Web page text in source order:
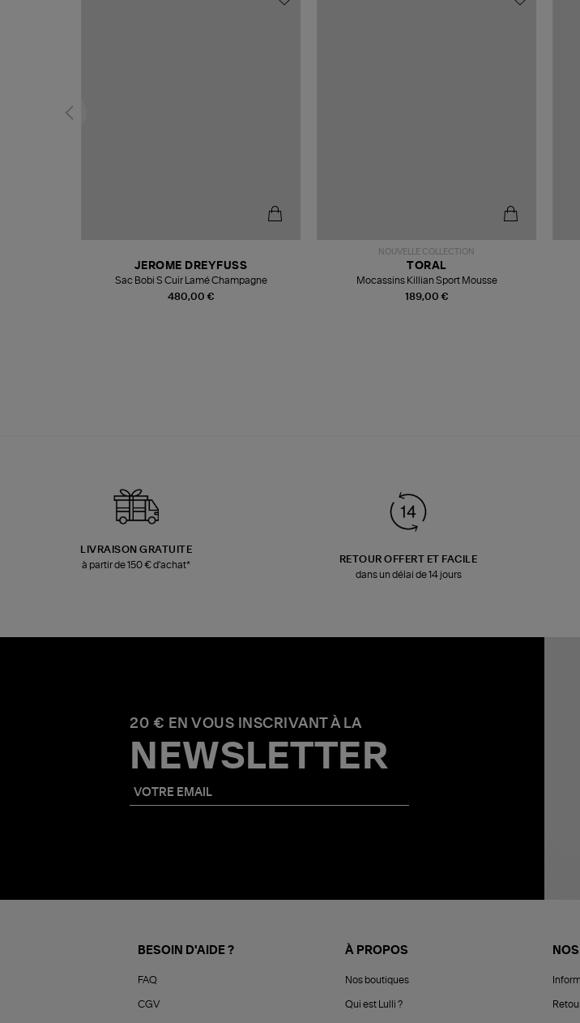
480,00 €
JEROME DREYFUSS
Sac Bobi S Cuir Lamé Champagne
NOUVELLE COLLECTION
189,00 €
TORAL
Mocassins Killian Sport Mousse
LIVRAISON GRATUITE
à partir de 150 € d'achat*
RETOUR OFFERT ET FACILE
dans un délai de 14 jours
20 € EN VOUS INSCRIVANT À LA
NEWSLETTER
BESOIN D'AIDE ?
FAQ
CGV
À PROPOS
Nos boutiques
Qui est Lulli ?